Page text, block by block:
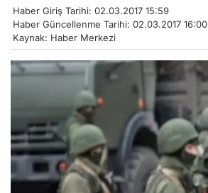
Haber Giriş Tarihi: 02.03.2017 15:59
Haber Güncellenme Tarihi: 02.03.2017 16:00
Kaynak: Haber Merkezi